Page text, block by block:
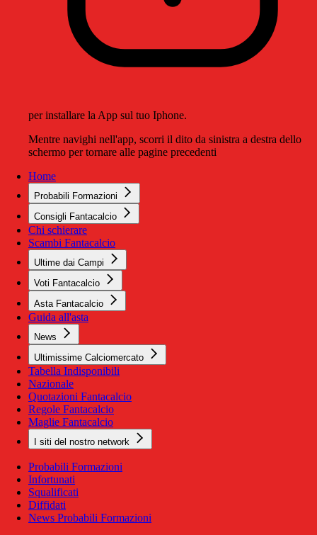
per installare la App sul tuo Iphone.
Mentre navighi nell'app, scorri il dito da sinistra a destra dello
schermo per tornare alle pagine precedenti
Home
Probabili Formazioni
Consigli Fantacalcio
Chi schierare
Scambi Fantacalcio
Ultime dai Campi
Voti Fantacalcio
Asta Fantacalcio
Guida all'asta
News
Ultimissime Calciomercato
Tabella Indisponibili
Nazionale
Quotazioni Fantacalcio
Regole Fantacalcio
Maglie Fantacalcio
I siti del nostro network
Probabili Formazioni
Infortunati
Squalificati
Diffidati
News Probabili Formazioni